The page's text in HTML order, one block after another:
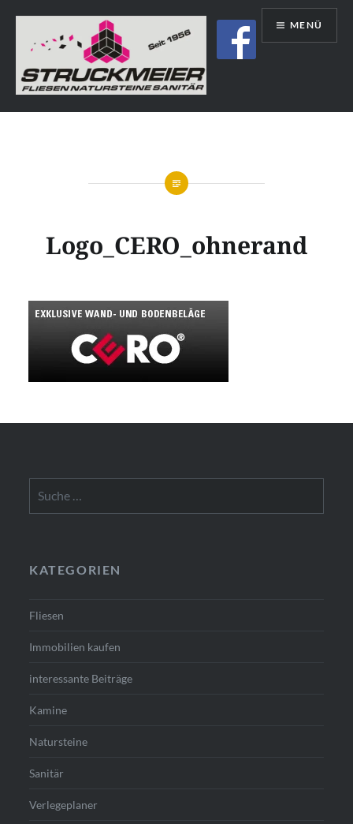
Inhalt
Struckmeier | Fliesen | Natursteine |
MENÜ
Logo_CERO_ohnerand
nach:
KATEGORIEN
Fliesen
Immobilien kaufen
interessante Beiträge
Kamine
Natursteine
Sanitär
Verlegeplaner